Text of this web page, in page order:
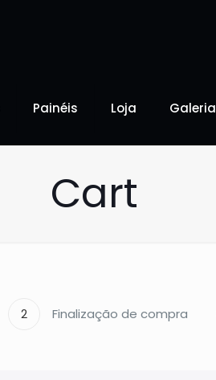
Painéis Loja Galeria
Cart
2 Finalização de compra